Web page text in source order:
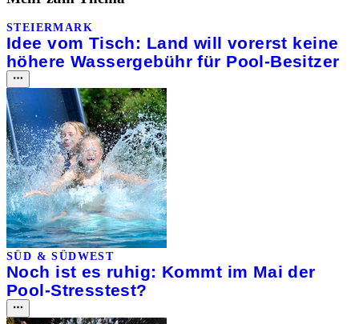
STEIERMARK
Idee vom Tisch: Land will vorerst keine
höhere Wassergebühr für Pool-Besitzer
SÜD & SÜDWEST
Noch ist es ruhig: Kommt im Mai der
Pool-Stresstest?